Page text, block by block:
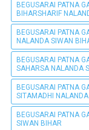
BEGUSARAI PATNA
BIHARSHARIF
BEGUSARAI PATNA
NALANDA SIWAN
BEGUSARAI PATNA
SAHARSA NALANDA
BEGUSARAI PATNA
SITAMADHI
BEGUSARAI PATNA
SIWAN BIHAR